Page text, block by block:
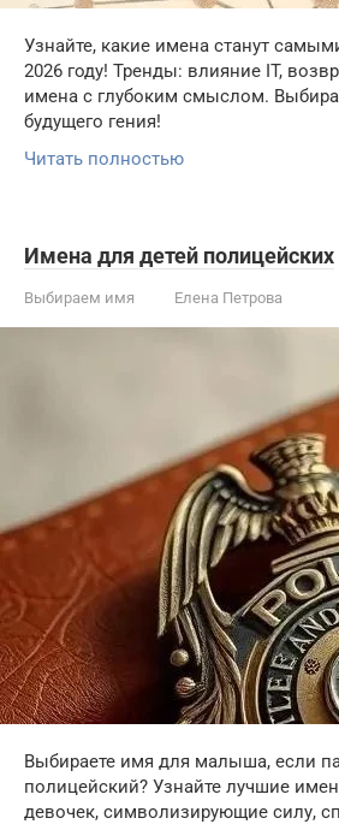
Узнайте, какие имена станут
2026 году! Тренды: влияние IT,
имена с глубоким смыслом.
будущего гения!
Читать полностью
Имена для детей полицейских
Выбираем имя Елена Петрова
Выбираете имя для малыша, если
полицейский? Узнайте лучшие
девочек, символизирующие силу,